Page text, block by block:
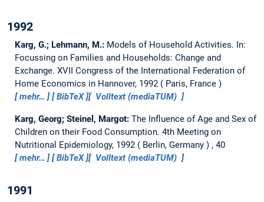
1992
Karg, G.; Lehmann, M.: Models of Household Activities. In:
Focussing on Families and Households: Change and
Exchange. XVII Congress of the International Federation of
Home Economics in Hannover, 1992
Paris, France
mehr…
BibTeX Volltext (mediaTUM)
Karg, Georg; Steinel, Margot: The Influence of Age and Sex of
Children on their Food Consumption. 4th Meeting on
Nutritional Epidemiology, 1992
Berlin, Germany
, 40
mehr…
BibTeX Volltext (mediaTUM)
1991